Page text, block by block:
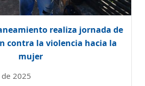
realiza jornada de
contra la violencia hacia la
mujer
2025